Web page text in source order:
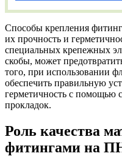
Способы крепления
их прочность и
специальных крепежных
скобы, может
того, при использовании
обеспечить правильную
герметичность с помощью
прокладок.
Роль качества
фитингами на